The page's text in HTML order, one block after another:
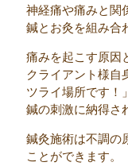
神経痛や痛みと関
鍼とお灸を組み合
痛みを起こす原因
クライアント様自
ツライ場所です！
鍼の刺激に納得さ
鍼灸施術は不調の
ことができます。